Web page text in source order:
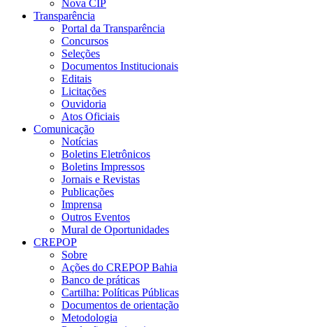
Nova CIP
Transparência
Portal da Transparência
Concursos
Seleções
Documentos Institucionais
Editais
Licitações
Ouvidoria
Atos Oficiais
Comunicação
Notícias
Boletins Eletrônicos
Boletins Impressos
Jornais e Revistas
Publicações
Imprensa
Outros Eventos
Mural de Oportunidades
CREPOP
Sobre
Ações do CREPOP Bahia
Banco de práticas
Cartilha: Políticas Públicas
Documentos de orientação
Metodologia